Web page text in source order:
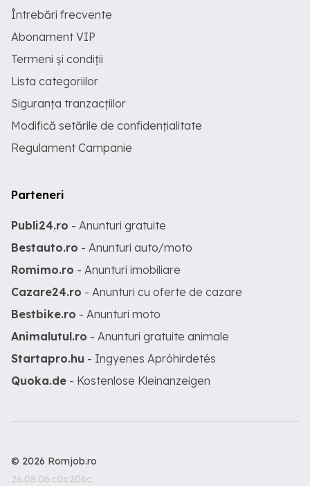
Întrebări frecvente
Abonament VIP
Termeni și condiții
Lista categoriilor
Siguranța tranzacțiilor
Modifică setările de confidențialitate
Regulament Campanie
Parteneri
Publi24.ro - Anunturi gratuite
Bestauto.ro - Anunturi auto/moto
Romimo.ro - Anunturi imobiliare
Cazare24.ro - Anunturi cu oferte de cazare
Bestbike.ro - Anunturi moto
Animalutul.ro - Anunturi gratuite animale
Startapro.hu - Ingyenes Apróhirdetés
Quoka.de - Kostenlose Kleinanzeigen
© 2026 Romjob.ro
26.08.06.c0c206c